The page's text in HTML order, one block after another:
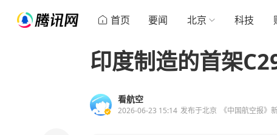
首页 要闻 北京 科技
印度制造的首架
看航空
2026-06-23 15:14 发布于北京 《中国航空报》